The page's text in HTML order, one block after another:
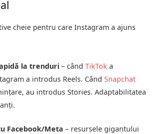
cheie pentru care Instagram a ajuns
la trenduri – când TikTok a
a introdus Reels. Când Snapchat
au introdus Stories. Adaptabilitatea
Facebook/Meta – resursele gigantului